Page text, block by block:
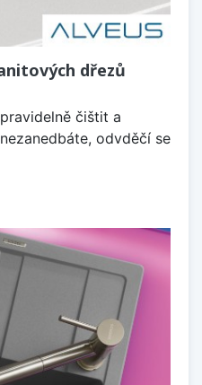
dřezů
čištit a
odvděčí se